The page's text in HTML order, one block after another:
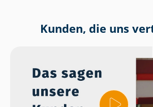
Kunden, die uns